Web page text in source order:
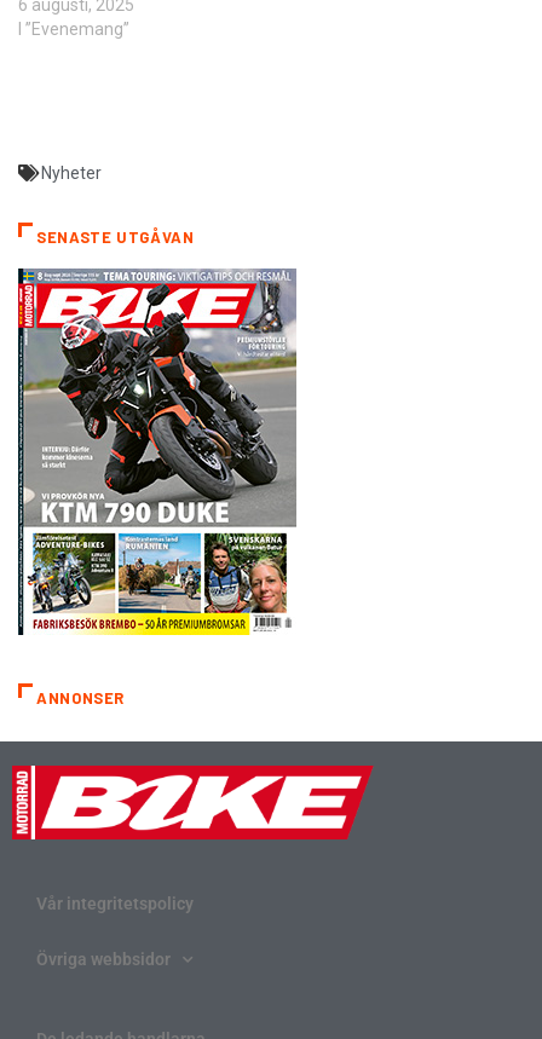
6 augusti, 2025
I ”Evenemang”
Nyheter
SENASTE UTGÅVAN
ANNONSER
Vår integritetspolicy
Övriga webbsidor